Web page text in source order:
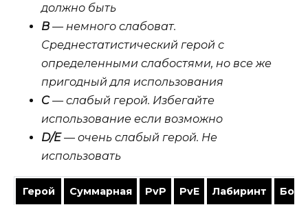
должно быть
B — немного слабоват.
Среднестатистический герой с
определенными слабостями, но все же
пригодный для использования
C— слабый герой. Избегайте
использование если возможно
D/E— очень слабый герой. Не
использовать
Герой Суммарная PvP PvE Лабиринт